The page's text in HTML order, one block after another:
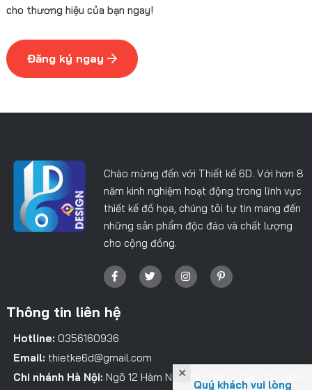
cho thương hiệu của bạn ngay!
Đăng ký ngay
Chào mừng đến với Thiết kế 6D. Với hơn 8
năm kinh nghiệm hoạt động trong lĩnh vực
thiết kế đồ họa, chúng tôi tự tin mang đến
những sản phẩm độc đáo và chất lượng
cho cộng đồng.
Thông tin liên hệ
Hotline: 0356160936
Email: thietke6d@gmail.com
Chi nhánh Hà Nội: Ngõ 12 Hàm Nghi, Mỹ Đình 1, Nam Từ Liêm,
Quý khách vui lòng